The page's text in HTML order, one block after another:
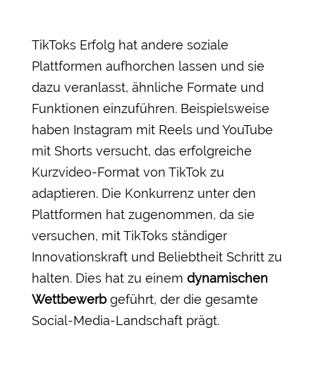
TikToks Erfolg hat andere soziale
Plattformen aufhorchen lassen und sie
dazu veranlasst, ähnliche Formate und
Funktionen einzuführen. Beispielsweise
haben Instagram mit Reels und YouTube
mit Shorts versucht, das erfolgreiche
Kurzvideo-Format von TikTok zu
adaptieren. Die Konkurrenz unter den
Plattformen hat zugenommen, da sie
versuchen, mit TikToks ständiger
Innovationskraft und Beliebtheit Schritt zu
halten. Dies hat zu einem dynamischen
Wettbewerbgeführt, der die gesamte
Social-Media-Landschaft prägt.